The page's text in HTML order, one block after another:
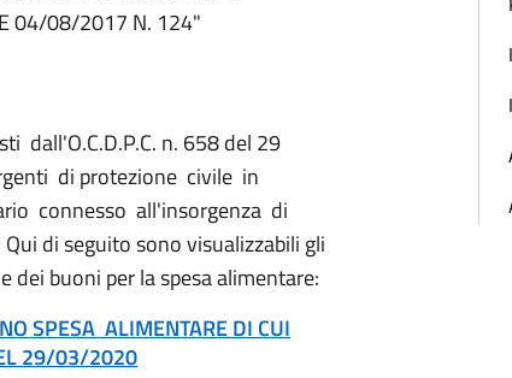
04/08/2017 N. 124"
dall'O.C.D.P.C. n. 658 del 29
di protezione civile in
connesso all'insorgenza di
di seguito sono visualizzabili gli
buoni per la spesa alimentare:
SPESA ALIMENTAREDI CUI
29/03/2020